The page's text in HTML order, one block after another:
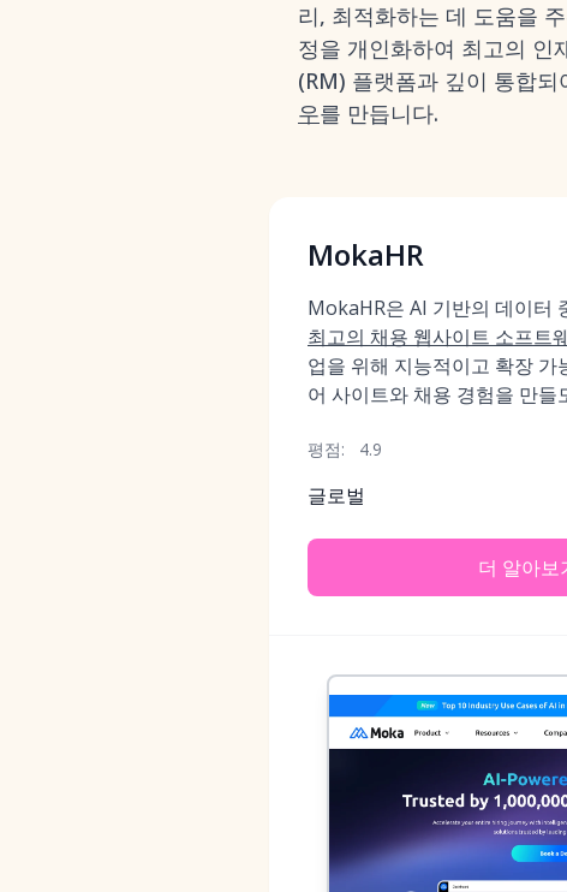
리, 최적화하는 데 도움을
정을 개인화하여 최고의 인
(RM) 플랫폼과 깊이 통합
우를 만듭니다.
MokaHR
MokaHR은 AI 기반의 데이터
최고의 채용 웹사이트 소프트
업을 위해 지능적이고 확장 가
어 사이트와 채용 경험을 만들
평점: 4.9
글로벌
더 알아보